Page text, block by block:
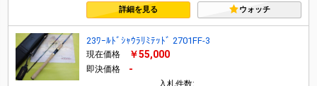
詳細を見る ウォッチ
23ﾜｰﾙﾄﾞｼｬｳﾗﾘﾐﾃｯﾄﾞ 2701FF-3
現在価格 ￥55,000
即決価格 -
入札件数: